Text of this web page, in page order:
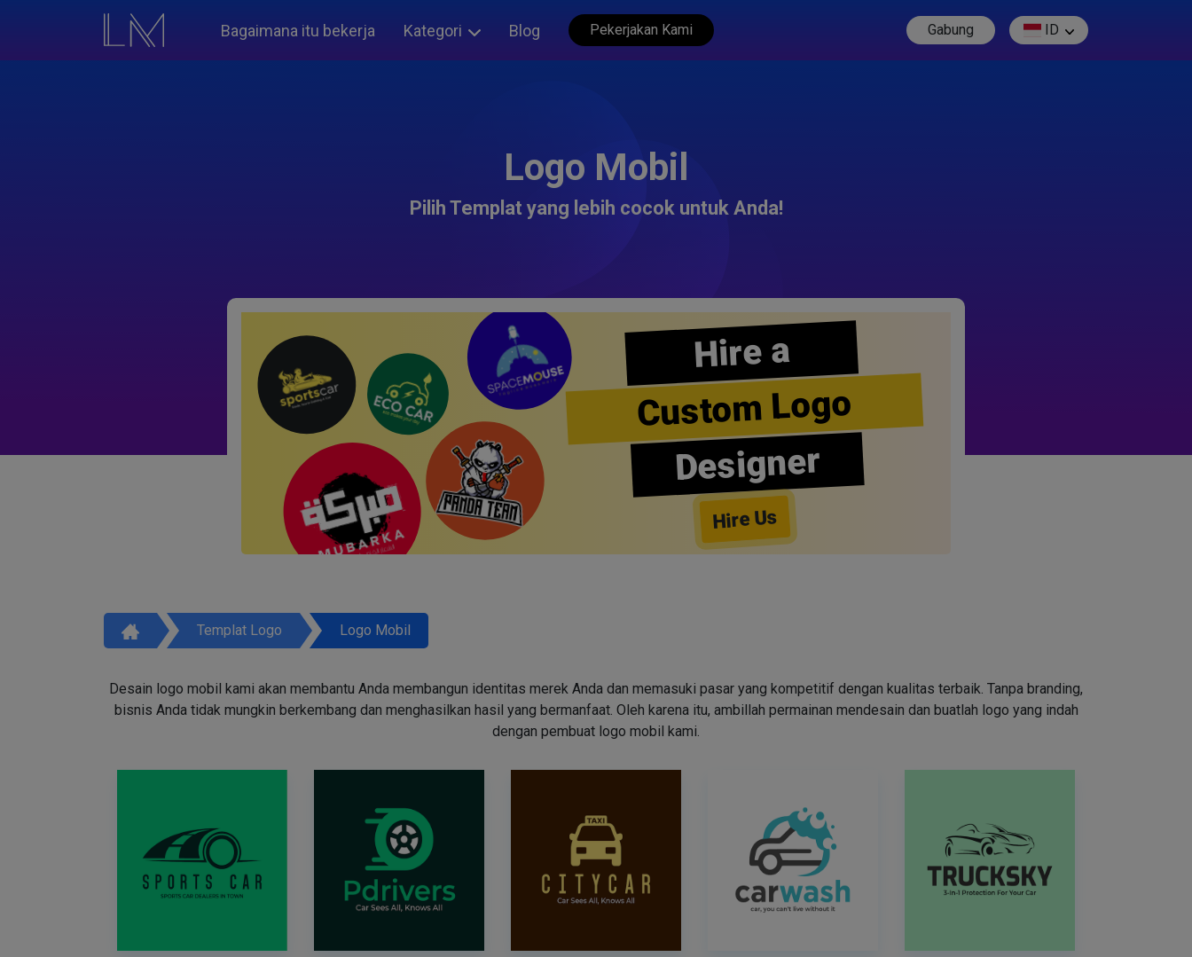
Bagaimana itu bekerja Kategori Blog Pekerjakan Kami Gabung ID
Logo Mobil
Pilih Templat yang lebih cocok untuk Anda!
Hire a
Custom Logo
Designer
Hire Us
Templat Logo Logo Mobil
Desain logo mobil kami akan membantu Anda membangun identitas merek Anda dan memasuki pasar yang kompetitif dengan kualitas terbaik. Tanpa branding,
bisnis Anda tidak mungkin berkembang dan menghasilkan hasil yang bermanfaat. Oleh karena itu, ambillah permainan mendesain dan buatlah logo yang indah
dengan pembuat logo mobil kami.